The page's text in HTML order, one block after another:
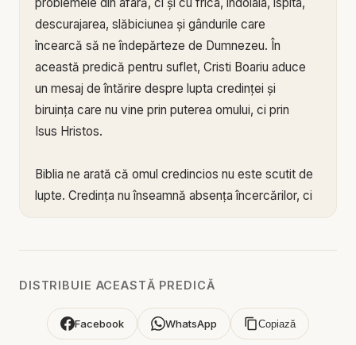
descurajarea, slăbiciunea și gândurile care
încearcă să ne îndepărteze de Dumnezeu. În
această predică pentru suflet, Cristi Boariu aduce
un mesaj de întărire despre lupta credinței și
biruința care nu vine prin puterea omului, ci prin
Isus Hristos.
Biblia ne arată că omul credincios nu este scutit de
lupte. Credința nu înseamnă absența încercărilor, ci
întreabă dacă mai poate merge înainte. Dar tocmai
sprijin, putere și biruință.
DISTRIBUIE ACEASTĂ PREDICĂ
Facebook WhatsApp Copiază